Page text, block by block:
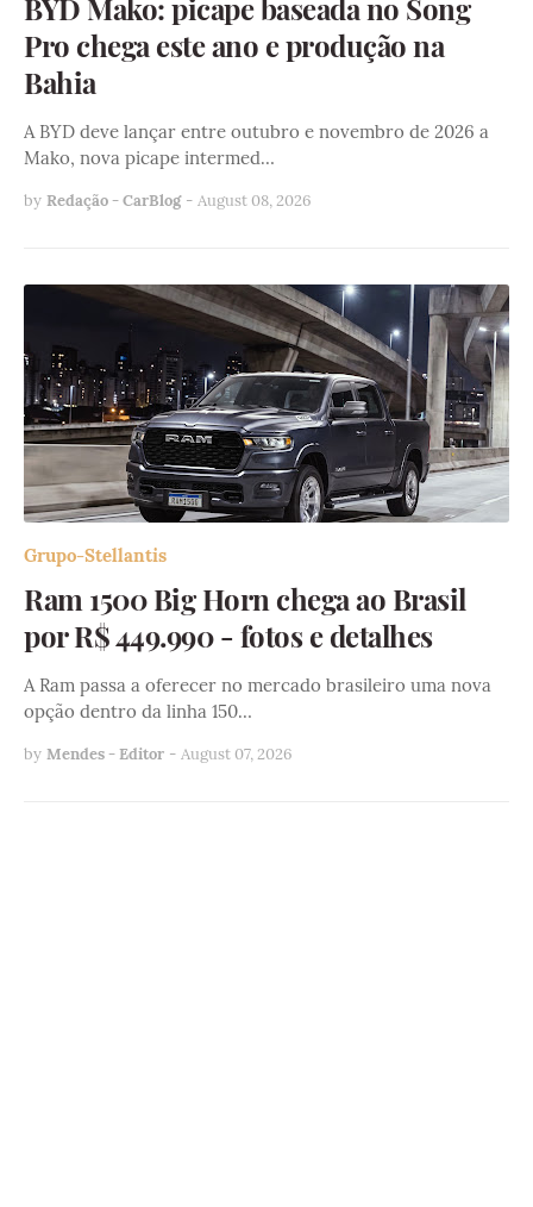
BYD Mako: picape baseada no Song
Pro chega este ano e produção na
Bahia
A BYD deve lançar entre outubro e novembro de 2026 a
Mako, nova picape intermed…
by Redação - CarBlog - August 08, 2026
Grupo-Stellantis
Ram 1500 Big Horn chega ao Brasil
por R$ 449.990 - fotos e detalhes
A Ram passa a oferecer no mercado brasileiro uma nova
opção dentro da linha 150…
by Mendes - Editor - August 07, 2026